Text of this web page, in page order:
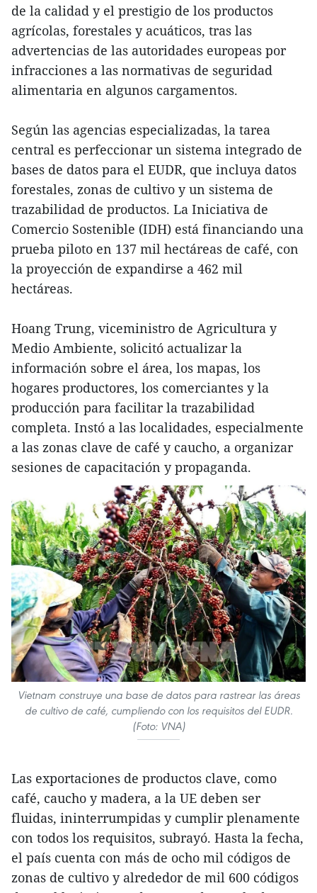
de la calidad y el prestigio de los productos
agrícolas, forestales y acuáticos, tras las
advertencias de las autoridades europeas por
infracciones a las normativas de seguridad
alimentaria en algunos cargamentos.
Según las agencias especializadas, la tarea
central es perfeccionar un sistema integrado de
bases de datos para el EUDR, que incluya datos
forestales, zonas de cultivo y un sistema de
trazabilidad de productos. La Iniciativa de
Comercio Sostenible (IDH) está financiando una
prueba piloto en 137 mil hectáreas de café, con
la proyección de expandirse a 462 mil
hectáreas.
Hoang Trung, viceministro de Agricultura y
Medio Ambiente, solicitó actualizar la
información sobre el área, los mapas, los
hogares productores, los comerciantes y la
producción para facilitar la trazabilidad
completa. Instó a las localidades, especialmente
a las zonas clave de café y caucho, a organizar
sesiones de capacitación y propaganda.
Vietnam construye una base de datos para rastrear las áreas
de cultivo de café, cumpliendo con los requisitos del EUDR.
(Foto: VNA)
Las exportaciones de productos clave, como
café, caucho y madera, a la UE deben ser
fluidas, ininterrumpidas y cumplir plenamente
con todos los requisitos, subrayó. Hasta la fecha,
el país cuenta con más de ocho mil códigos de
zonas de cultivo y alrededor de mil 600 códigos